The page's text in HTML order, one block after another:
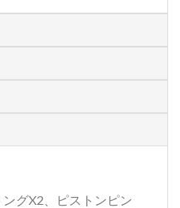
グX2、ピストンピン